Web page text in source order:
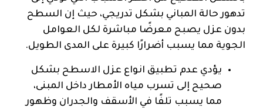
تدهور حالة المباني بشكل تدريجي، حيث إن السطح
بدون عزل يصبح معرضًا مباشرة لكل العوامل
الجوية مما يسبب أضرارًا كبيرة على المدى الطويل.
يؤدي عدم تطبيق انواع عزل الاسطح بشكل
صحيح إلى تسرب مياه الأمطار داخل المبنى،
مما يسبب تلفًا في الأسقف والجدران وظهور